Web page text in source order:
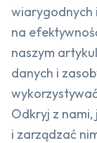
wiarygodnych
na
naszym
danych i
Odkryj z nami,
i zarządzać